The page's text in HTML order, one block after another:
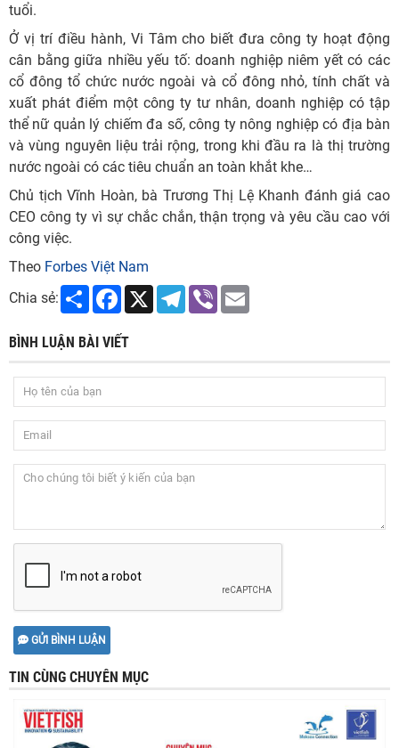
tuổi.
Ở vị trí điều hành, Vi Tâm cho biết đưa công ty hoạt động
cân bằng giữa nhiều yếu tố: doanh nghiệp niêm yết có các
cổ đông tổ chức nước ngoài và cổ đông nhỏ, tính chất và
xuất phát điểm một công ty tư nhân, doanh nghiệp có tập
thể nữ quản lý chiếm đa số, công ty nông nghiệp có địa bàn
và vùng nguyên liệu trải rộng, trong khi đầu ra là thị trường
nước ngoài có các tiêu chuẩn an toàn khắt khe…
Chủ tịch Vĩnh Hoàn, bà Trương Thị Lệ Khanh đánh giá cao
CEO công ty vì sự chắc chắn, thận trọng và yêu cầu cao với
công việc.
Theo Forbes Việt Nam
Chia sẻ:
Share Facebook
X Telegram
Viber
BÌNH LUẬN BÀI VIẾT
GỬI BÌNH LUẬN
TIN CÙNG CHUYÊN MỤC